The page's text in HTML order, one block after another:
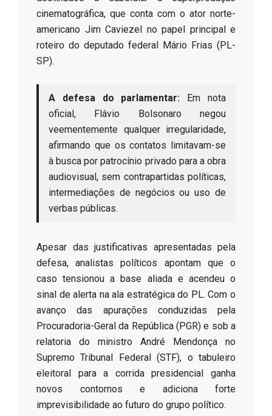
cinematográfica, que conta com o ator norte-
americano Jim Caviezel no papel principal e
roteiro do deputado federal Mário Frias (PL-
SP).
A defesa do parlamentar: Em nota
oficial, Flávio Bolsonaro negou
veementemente qualquer irregularidade,
afirmando que os contatos limitavam-se
à busca por patrocínio privado para a obra
audiovisual, sem contrapartidas políticas,
intermediações de negócios ou uso de
verbas públicas.
​Apesar das justificativas apresentadas pela
defesa, analistas políticos apontam que o
caso tensionou a base aliada e acendeu o
sinal de alerta na ala estratégica do PL. Com o
avanço das apurações conduzidas pela
Procuradoria-Geral da República (PGR) e sob a
relatoria do ministro André Mendonça no
Supremo Tribunal Federal (STF), o tabuleiro
eleitoral para a corrida presidencial ganha
novos contornos e adiciona forte
imprevisibilidade ao futuro do grupo político.